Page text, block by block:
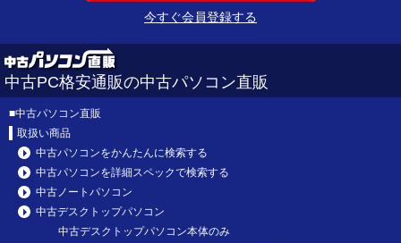
今すぐ会員登録する
中古PC格安通販の中古パソコン直販
■中古パソコン直販
取扱い商品
中古パソコンをかんたんに検索する
中古パソコンを詳細スペックで検索する
中古ノートパソコン
中古デスクトップパソコン
中古デスクトップパソコン本体のみ